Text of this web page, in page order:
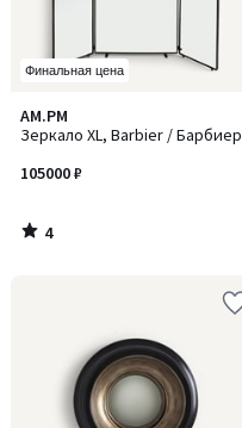
Финальная цена
AM.PM
Зеркало XL, Barbier / Барбиер
105000 ₽
4
/
4
/